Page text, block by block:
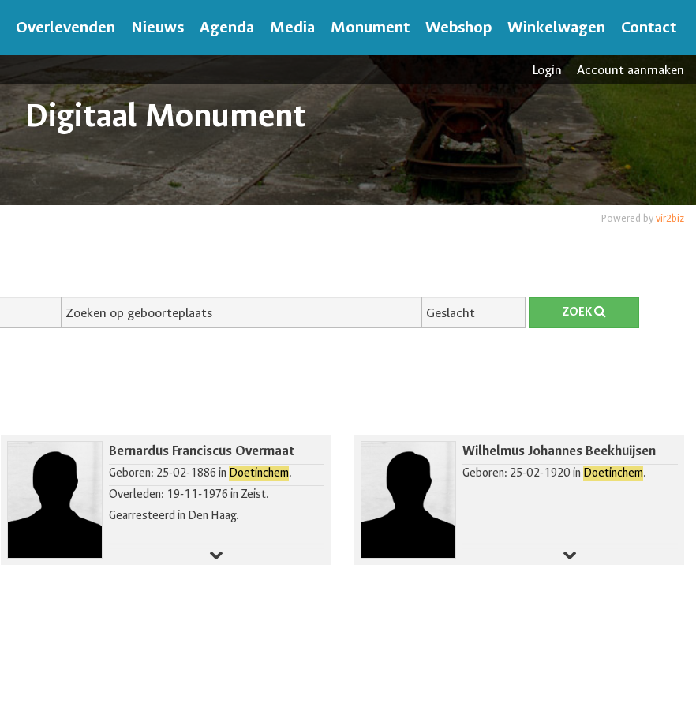
Overlevenden Nieuws Agenda Media Monument Webshop Winkelwagen Contact
Login Account aanmaken
Digitaal Monument
Powered byvir2biz
ZOEK
Bernardus Franciscus Overmaat
Geboren: 25-02-1886 in Doetinchem.
Overleden: 19-11-1976 in Zeist.
Gearresteerd in Den Haag.
Wilhelmus Johannes Beekhuijsen
Geboren: 25-02-1920 in Doetinchem.